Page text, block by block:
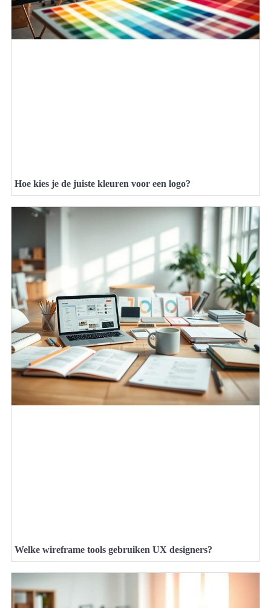
Hoe kies je de juiste kleuren voor een logo?
Welke wireframe tools gebruiken UX designers?